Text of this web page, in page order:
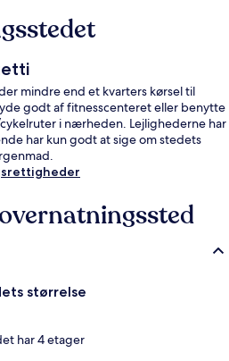
mindre end et kvarters kørsel til
godt af fitnesscenteret eller benytte
i nærheden. Lejlighederne har
har kun godt at sige om stedets
størrelse
har 4 etager